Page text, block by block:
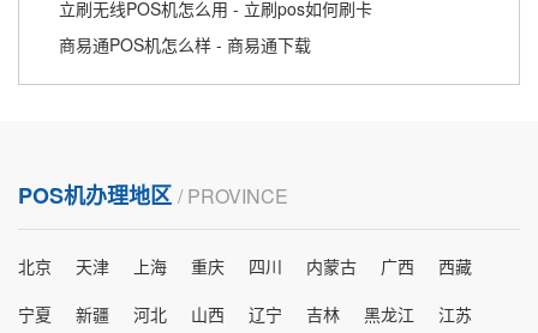
立刷无线POS机怎么用 - 立刷pos如何刷卡
商易通POS机怎么样 - 商易通下载
POS机办理地区 / PROVINCE
北京 天津 上海 重庆 四川 内蒙古 广西
西藏
宁夏
新疆 河北 山西 辽宁 吉林 黑龙江 江苏